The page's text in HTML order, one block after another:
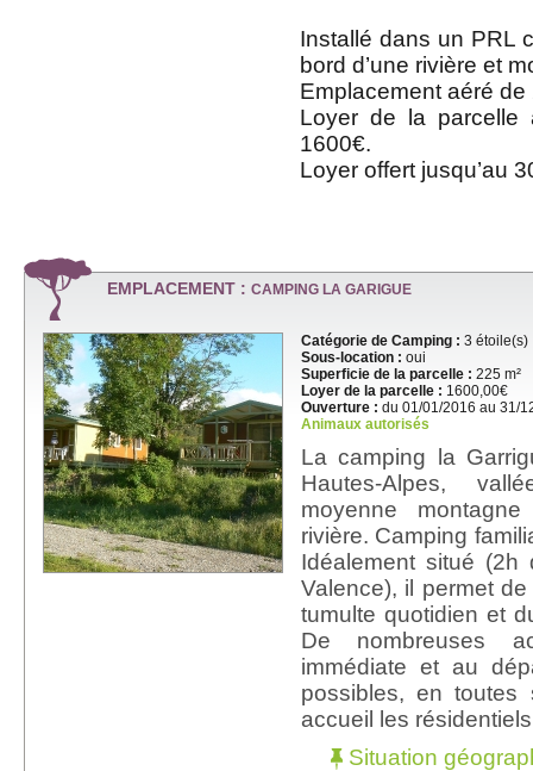
Installé dans un PRL
bord d’une rivière et
Emplacement aéré de
Loyer de la parcelle
1600€.
Loyer offert jusqu’au
EMPLACEMENT : CAMPING LA GARIGUE
Catégorie de Camping : 3 étoile(s)
Sous-location : oui
Superficie de la parcelle : 225 m²
Loyer de la parcelle : 1600,00€
Ouverture : du 01/01/2016 au 31/
Animaux autorisés
La camping la
Hautes-Alpes,
moyenne
rivière. Camping
Idéalement situé (2h
Valence), il permet
tumulte quotidien et
De nombreuses
immédiate et au
possibles, en toutes
accueil les
Situation